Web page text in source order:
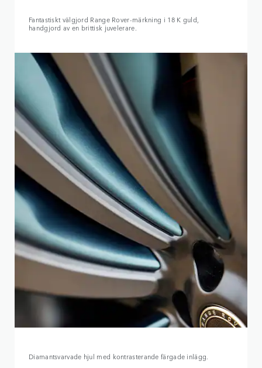
Fantastiskt välgjord Range Rover-märkning i 18 K guld,
handgjord av en brittisk juvelerare.
Diamantsvarvade hjul med kontrasterande färgade inlägg.